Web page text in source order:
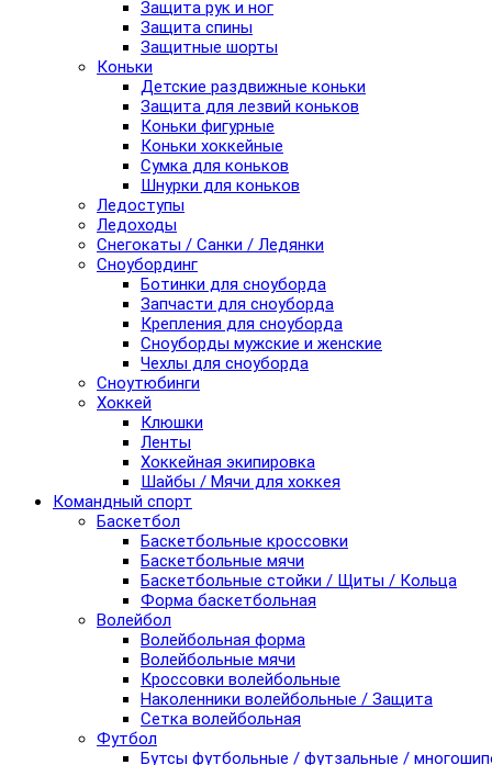
Защита рук и ног
Защита спины
Защитные шорты
Коньки
Детские раздвижные коньки
Защита для лезвий коньков
Коньки фигурные
Коньки хоккейные
Сумка для коньков
Шнурки для коньков
Ледоступы
Ледоходы
Снегокаты / Санки / Ледянки
Сноубординг
Ботинки для сноуборда
Запчасти для сноуборда
Крепления для сноуборда
Сноуборды мужские и женские
Чехлы для сноуборда
Сноутюбинги
Хоккей
Клюшки
Ленты
Хоккейная экипировка
Шайбы / Мячи для хоккея
Командный спорт
Баскетбол
Баскетбольные кроссовки
Баскетбольные мячи
Баскетбольные стойки / Щиты / Кольца
Форма баскетбольная
Волейбол
Волейбольная форма
Волейбольные мячи
Кроссовки волейбольные
Наколенники волейбольные / Защита
Сетка волейбольная
Футбол
Бутсы футбольные / футзальные /